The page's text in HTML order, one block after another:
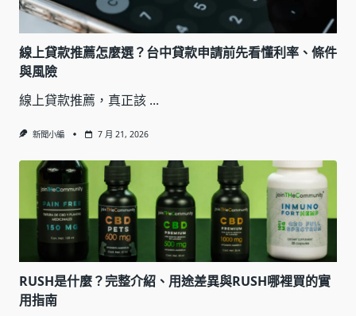
線上貸款推薦怎麼選？台中貸款申請前先看懂利率、條件
與風險
線上貸款推薦，真正該 ...
新聞小編 7 月 21, 2026
RUSH是什麼？完整介紹、用途差異與RUSH哪裡買的實
用指南